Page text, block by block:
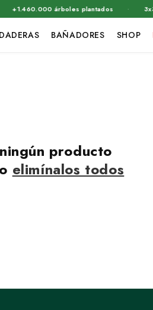
+1.460.000 árboles plantados
BAÑADORES SHOP
producto
elimínalos todos